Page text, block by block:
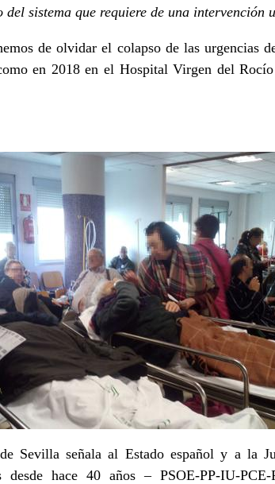
sistema que requiere de una intervención
de olvidar el colapso de las urgencias
en 2018 en el Hospital Virgen del
Sevilla señala al Estado español y a la
hace 40 años – PSOE-PP-IU-